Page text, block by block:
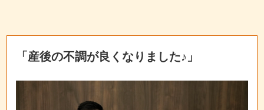
「産後の不調が良くなりました♪」